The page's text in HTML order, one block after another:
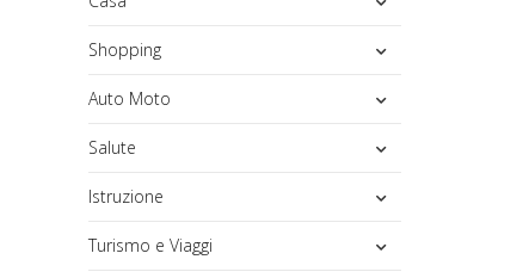
Shopping
Auto Moto
Salute
Istruzione
Turismo e Viaggi